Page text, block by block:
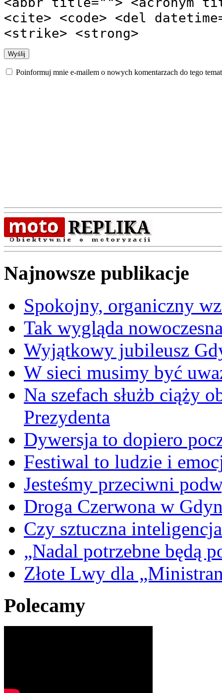
<cite> <code> <del
<strike> <strong>
Poinformuj mnie e-mailem o nowych komentarzach do tego
Najnowsze publikacje
Spokojny, organiczny
Tak wygląda
Wyjątkowy jubileusz
W sieci musimy być
Na szefach służb ciąży
Prezydenta
Dywersja to dopiero
Festiwal to ludzie i
Jesteśmy przeciwni
Droga Czerwona w
Czy sztuczna
„Nadal potrzebne będą
Złote Lwy dla
Polecamy